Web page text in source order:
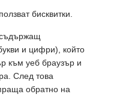
бисквитки.
и цифри), който
към уеб браузър и
След това
обратно на